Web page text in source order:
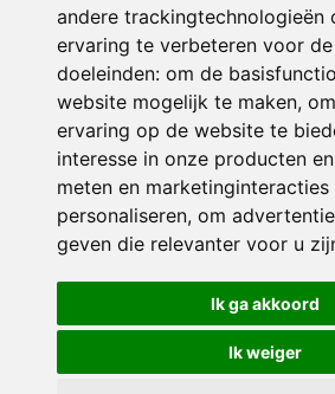
andere trackingtechnologieën
ervaring te verbeteren voor
doeleinden: om de
website mogelijk te maken,
ervaring op de website te
interesse in onze producten
meten en marketinginteracties
personaliseren, om
geven die relevanter voor u
Ik ga akkoord
Ik weiger
© 2026 Avonturijn | Alle rechten
Privacy policy|Disclaimer|
voorkeuren
Crealisatie The